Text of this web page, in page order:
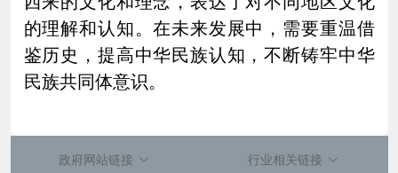
的理解和认知。在未来发展中，需要重温借
鉴历史，提高中华民族认知，不断铸牢中华
民族共同体意识。
政府网站链接
行业相关链接